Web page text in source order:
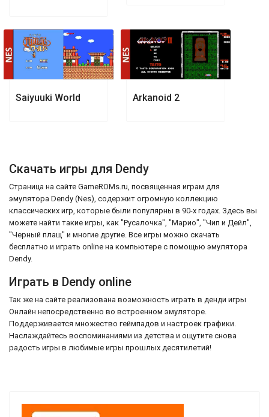
Saiyuuki World Arkanoid 2
Скачать игры для Dendy
Страница на сайте GameROMs.ru, посвященная играм для
эмулятора Dendy (Nes), содержит огромную коллекцию
классических игр, которые были популярны в 90-х годах. Здесь вы
можете найти такие игры, как "Русалочка", "Марио", "Чип и Дейл",
"Черный плащ" и многие другие. Все игры можно скачать
бесплатно и играть online на компьютере с помощью эмулятора
Dendy.
Играть в Dendy online
Так же на сайте реализована возможность играть в денди игры
Онлайн непосредственно во встроенном эмуляторе.
Поддерживается множество геймпадов и настроек графики.
Наслаждайтесь воспоминаниями из детства и ощутите снова
радость игры в любимые игры прошлых десятилетий!